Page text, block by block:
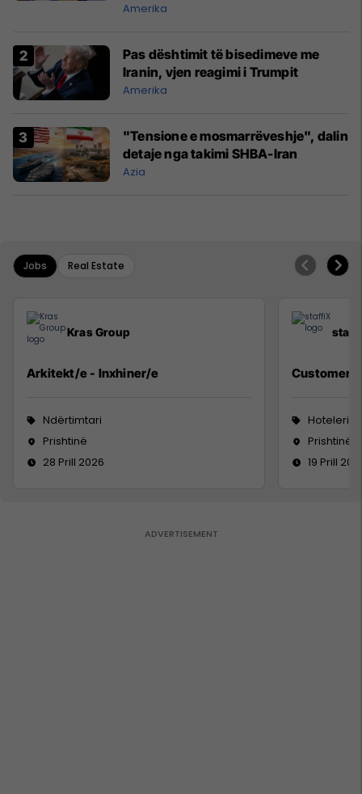
Amerika
Pas dështimit të bisedimeve me
Iranin, vjen reagimi i Trumpit
Amerika
"Tensione e mosmarrëveshje", dalin
detaje nga takimi SHBA-Iran
Azia
Jobs Real Estate
Kras Group
Arkitekt/e - Inxhiner/e
Ndërtimtari
Prishtinë
28 Prill 2026
Customer
Hoteleri
Prishtinë
19 Prill